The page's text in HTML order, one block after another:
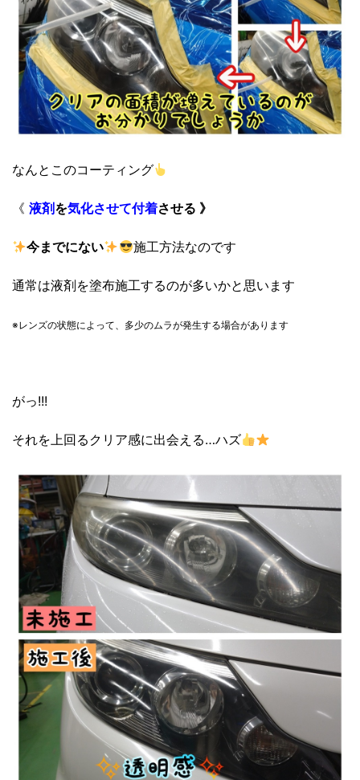
なんとこのコーティング
《 液剤 を気化させて付着させる 》
今までにない 施工方法なのです
通常は液剤を塗布施工するのが多いかと思います
※レンズの状態によって、 多少のムラが発生する場合があります
がっ!!!
それを上回るクリア感に出会える…ハズ